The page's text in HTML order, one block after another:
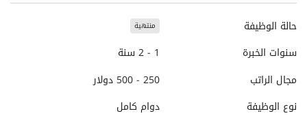
حالة الوظيفة منتهية
سنوات الخبرة
1 - 2 سنة
مجال الراتب
250 - 500 دولار
نوع الوظيفة
دوام كامل